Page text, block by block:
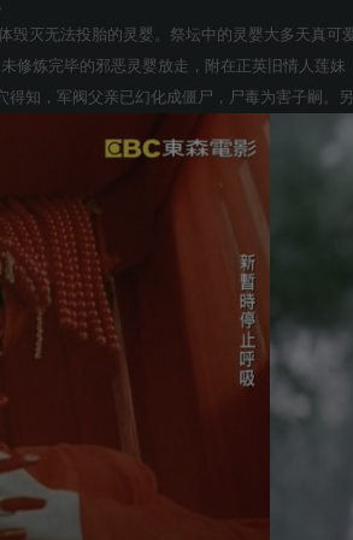
灭无法投胎的灵婴。祭坛中的灵婴大多天真
炼完毕的邪恶灵婴放走，附在正英旧情人莲妹
知，军阀父亲已幻化成僵尸，尸毒为害子嗣